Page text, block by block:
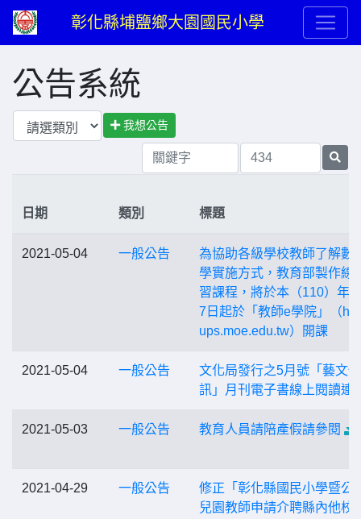
彰化縣埔鹽鄉大園國民小學
公告系統
我想公告
日期 類別 標題
2021-05-04 一般公告
為協助各級學校教師了解數
學實施方式，教育部製作線
習課程，將於本（110）年5
7日起於「教師e學院」（
ups.moe.edu.tw）開課
2021-05-04 一般公告
文化局發行之5月號「藝文快
訊」月刊電子書線上閱讀連
2021-05-03 一般公告 教育人員請陪產假請參閱
2021-04-29 一般公告
修正「彰化縣國民小學暨公
兒園教師申請介聘縣內他校